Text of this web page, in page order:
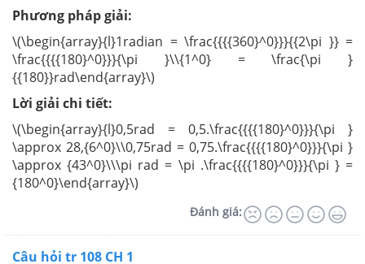
Phương pháp giải:
\(\begin{array}{l}1radian = \frac{{{{360}^0}}}{{2\pi }} =
\frac{{{{180}^0}}}{\pi }\\{1^0} = \frac{\pi }
{{180}}rad\end{array}\)
Lời giải chi tiết:
\(\begin{array}{l}0,5rad = 0,5.\frac{{{{180}^0}}}{\pi }
\approx 28,{6^0}\\0,75rad = 0,75.\frac{{{{180}^0}}}{\pi }
\approx {43^0}\\\pi rad = \pi .\frac{{{{180}^0}}}{\pi } =
{180^0}\end{array}\)
Đánh giá:
Câu hỏi tr 108 CH 1